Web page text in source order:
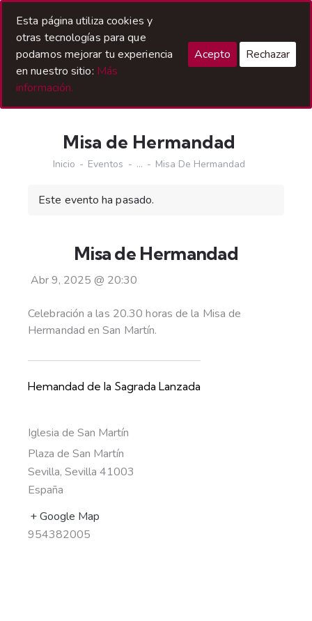
Misa de Hermandad
Inicio Eventos ... Misa De Hermandad
Este evento ha pasado.
Misa de Hermandad
Abr 9, 2025 @ 20:30
Celebración a las 20.30 horas de la Misa de
Hermandad en San Martín.
Hemandad de la Sagrada Lanzada
Iglesia de San Martín
Plaza de San Martín
Sevilla, Sevilla 41003
España
+ Google Map
954382005
Esta página utiliza cookies y
otras tecnologías para que
podamos mejorar tu experiencia
en nuestro sitio: Más
información.
Acepto Rechazar